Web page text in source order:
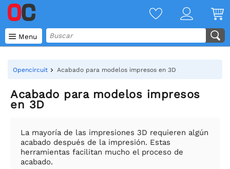
 Menu
Opencircuit Acabado para modelos impresos en 3D
Acabado para modelos impresos
en 3D
La mayoría de las impresiones 3D requieren algún
acabado después de la impresión. Estas
herramientas facilitan mucho el proceso de
acabado.